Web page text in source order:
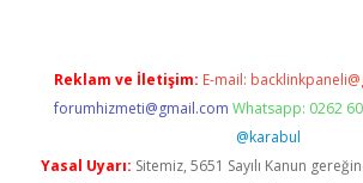
Reklam ve İletişim: E-mail:
forumhizmeti@gmail.com Whatsapp: 0262
@karabul
Yasal Uyarı: Sitemiz, 5651 Sayılı Kanun